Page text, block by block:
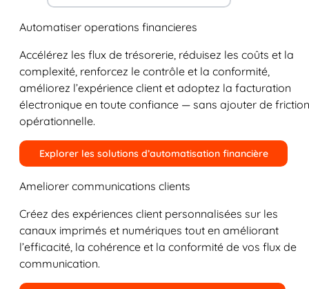
Automatiser operations financieres
Accélérez les flux de trésorerie, réduisez les coûts et la
complexité, renforcez le contrôle et la conformité,
améliorez l’expérience client et adoptez la facturation
électronique en toute confiance — sans ajouter de friction
opérationnelle.
Explorer les solutions d’automatisation financière
Ameliorer communications clients
Créez des expériences client personnalisées sur les
canaux imprimés et numériques tout en améliorant
l’efficacité, la cohérence et la conformité de vos flux de
communication.